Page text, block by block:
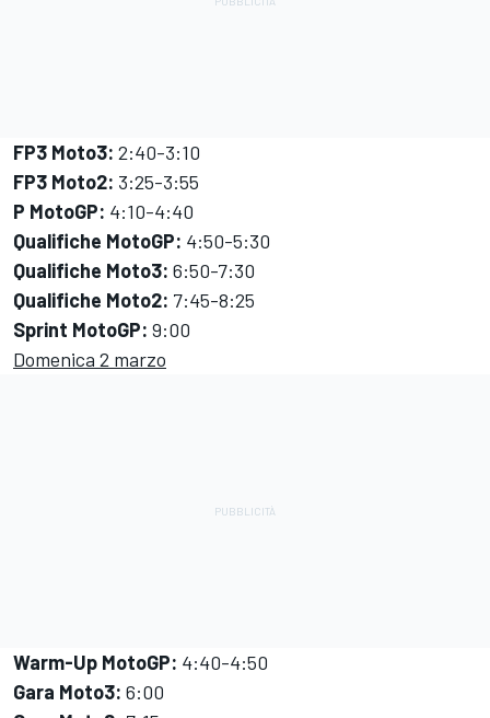
FP3 Moto3: 2:40-3:10
FP3 Moto2: 3:25-3:55
P MotoGP: 4:10-4:40
Qualifiche MotoGP: 4:50-5:30
Qualifiche Moto3: 6:50-7:30
Qualifiche Moto2: 7:45-8:25
Sprint MotoGP: 9:00
Domenica 2 marzo
Warm-Up MotoGP: 4:40-4:50
Gara Moto3: 6:00